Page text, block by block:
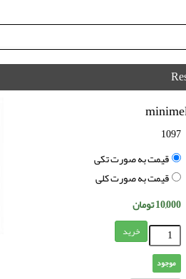
1097
قیمت به صورت تکی
قیمت به صورت کلی
10,000تومان
خرید
موجود